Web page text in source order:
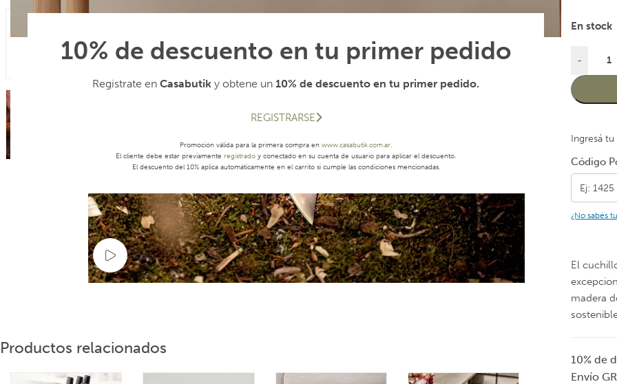
10% de descuento en tu primer pedido
Registrate en Casabutik y obtene un 10% de descuento en tu primer pedido.
REGISTRARSE
Promoción válida para la primera compra en www.casabutik.com.ar.
El cliente debe estar previamente registrado y conectado en su cuenta de usuario para aplicar el descuento.
El descuento del 10% aplica automáticamente en el carrito si cumple las condiciones mencionadas.
Ver video
Productos relacionados
En stock
-
Ingresá
Código
¿No sabés
El
madera
10% de
Envío